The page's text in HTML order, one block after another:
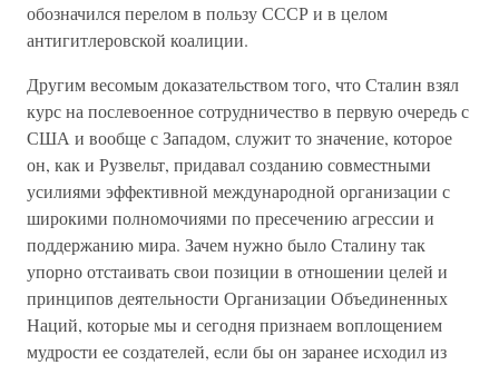
обозначился перелом в пользу СССР и в целом
антигитлеровской коалиции.
Другим весомым доказательством того, что Сталин взял
курс на послевоенное сотрудничество в первую очередь с
США и вообще с Западом, служит то значение, которое
он, как и Рузвельт, придавал созданию совместными
усилиями эффективной международной организации с
широкими полномочиями по пресечению агрессии и
поддержанию мира. Зачем нужно было Сталину так
упорно отстаивать свои позиции в отношении целей и
принципов деятельности Организации Объединенных
Наций, которые мы и сегодня признаем воплощением
мудрости ее создателей, если бы он заранее исходил из